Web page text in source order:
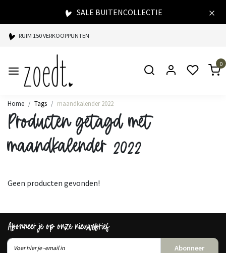
SALE BUITENCOLLECTIE
RUIM 150 VERKOOPPUNTEN
SPAARPUNTEN BIJ ELKE AANKOOP
SNELLE LEVERING
0
Home Tags maandkalender 2022
Producten getagd met
maandkalender 2022
Geen producten gevonden!
Abonneer je op onze nieuwsbrief
Abonneer